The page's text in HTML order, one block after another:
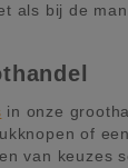
als bij de
in onze
of
van keuzes